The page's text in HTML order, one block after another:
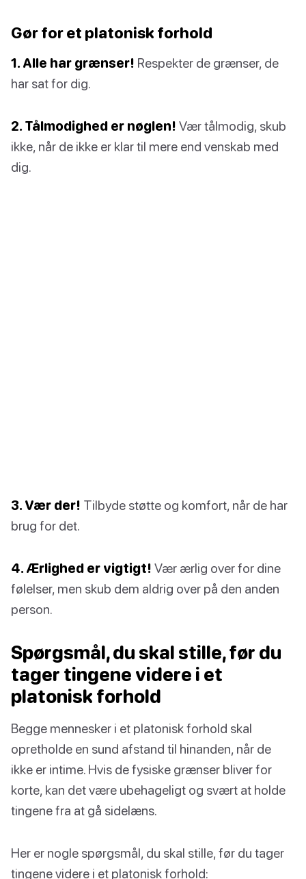
Gør for et platonisk forhold
1. Alle har grænser! Respekter de grænser, de
har sat for dig.
2. Tålmodighed er nøglen! Vær tålmodig, skub
ikke, når de ikke er klar til mere end venskab med
dig.
3. Vær der! Tilbyde støtte og komfort, når de har
brug for det.
4. Ærlighed er vigtigt! Vær ærlig over for dine
følelser, men skub dem aldrig over på den anden
person.
Spørgsmål, du skal stille, før du
tager tingene videre i et
platonisk forhold
Begge mennesker i et platonisk forhold skal
opretholde en sund afstand til hinanden, når de
ikke er intime. Hvis de fysiske grænser bliver for
korte, kan det være ubehageligt og svært at holde
tingene fra at gå sidelæns.
Her er nogle spørgsmål, du skal stille, før du tager
tingene videre i et platonisk forhold: